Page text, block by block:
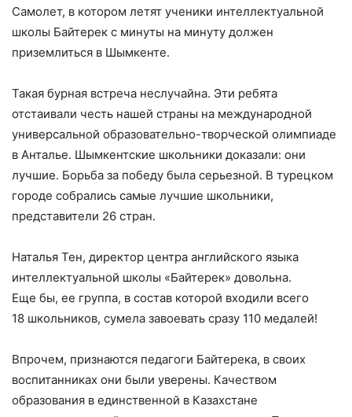
Самолет, в котором летят ученики интеллектуальной
школы Байтерек с минуты на минуту должен
приземлиться в Шымкенте.
Такая бурная встреча неслучайна. Эти ребята
отстаивали честь нашей страны на международной
универсальной образовательно-творческой олимпиаде
в Анталье. Шымкентские школьники доказали: они
лучшие. Борьба за победу была серьезной. В турецком
городе собрались самые лучшие школьники,
представители 26 стран.
Наталья Тен, директор центра английского языка
интеллектуальной школы «Байтерек» довольна.
Еще бы, ее группа, в состав которой входили всего
18 школьников, сумела завоевать сразу 110 медалей!
Впрочем, признаются педагоги Байтерека, в своих
воспитанниках они были уверены. Качеством
образования в единственной в Казахстане